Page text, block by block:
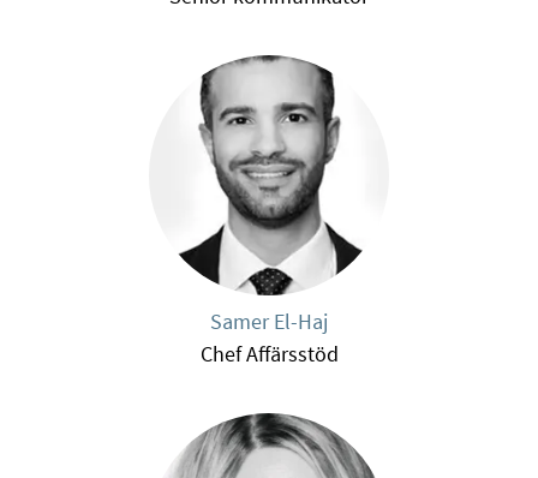
Samer El-Haj
Chef Affärsstöd